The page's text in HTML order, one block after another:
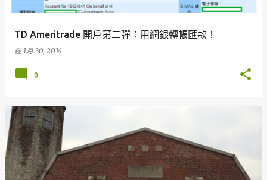
TD Ameritrade 開戶第二彈：用網銀轉帳匯款！
在1月 30, 2014
0